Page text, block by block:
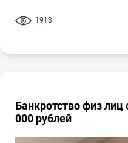
1913
Банкротство физ лиц
000 рублей